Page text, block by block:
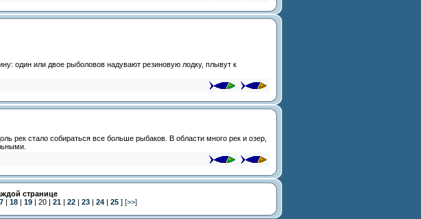
один или двое рыболовов надувают резиновую лодку, плывут к
рек стало собираться все больше рыбаков. В области много рек и озер,
странице
| 18| 19| 20 | 21| 22| 23| 24| 25][>>]